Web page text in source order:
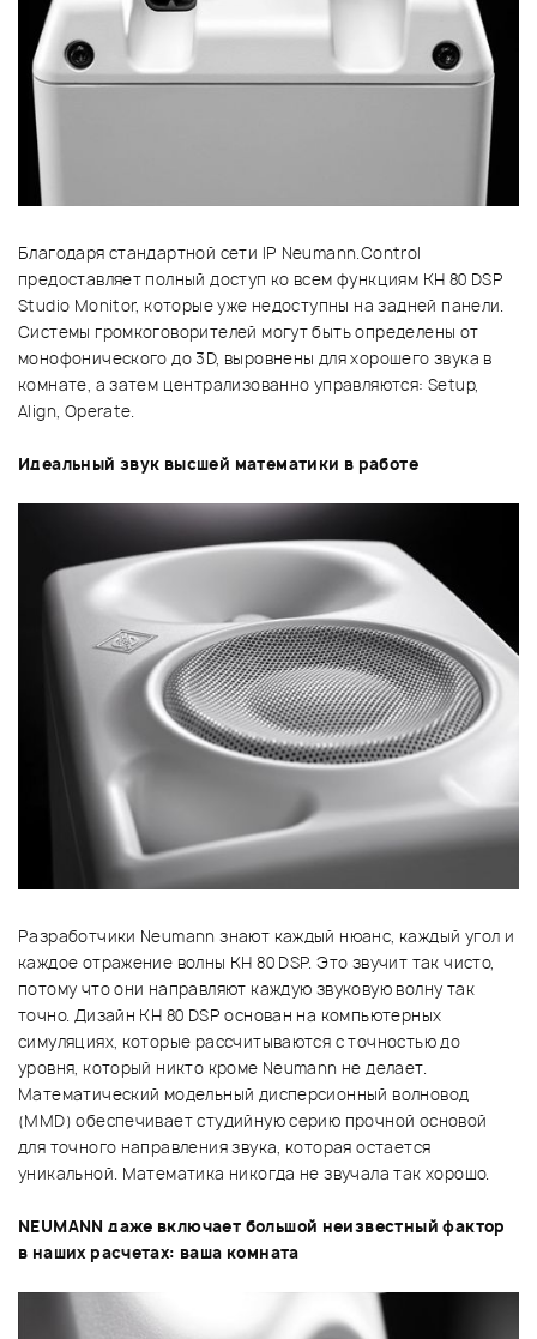
Благодаря стандартной сети IP Neumann.Control
предоставляет полный доступ ко всем функциям KH 80 DSP
Studio Monitor, которые уже недоступны на задней панели.
Системы громкоговорителей могут быть определены от
монофонического до 3D, выровнены для хорошего звука в
комнате, а затем централизованно управляются: Setup,
Align, Operate.
Идеальный звук высшей математики в работе
Разработчики Neumann знают каждый нюанс, каждый угол и
каждое отражение волны KH 80 DSP. Это звучит так чисто,
потому что они направляют каждую звуковую волну так
точно. Дизайн KH 80 DSP основан на компьютерных
симуляциях, которые рассчитываются с точностью до
уровня, который никто кроме Neumann не делает.
Математический модельный дисперсионный волновод
(MMD) обеспечивает студийную серию прочной основой
для точного направления звука, которая остается
уникальной. Математика никогда не звучала так хорошо.
NEUMANN даже включает большой неизвестный фактор
в наших расчетах: ваша комната